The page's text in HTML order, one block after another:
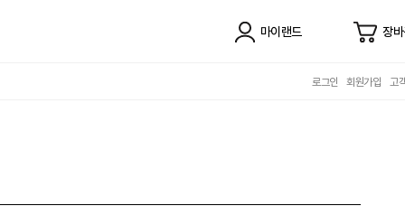
마이랜드 장
로그인 회원가입 고